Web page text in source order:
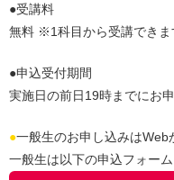
●受講料
無料 ※1科目から受講できま
●申込受付期間
実施日の前日19時までにお
●一般生のお申し込みは
一般生は以下の申込フォー